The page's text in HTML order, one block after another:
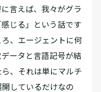
言えば、我々がグラ
じる」という話です
、エージェントに何
ータと言語記号が結
、それは単にマルチ
しているだけなの